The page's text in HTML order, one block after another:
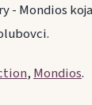
Mondios
, Mondios.